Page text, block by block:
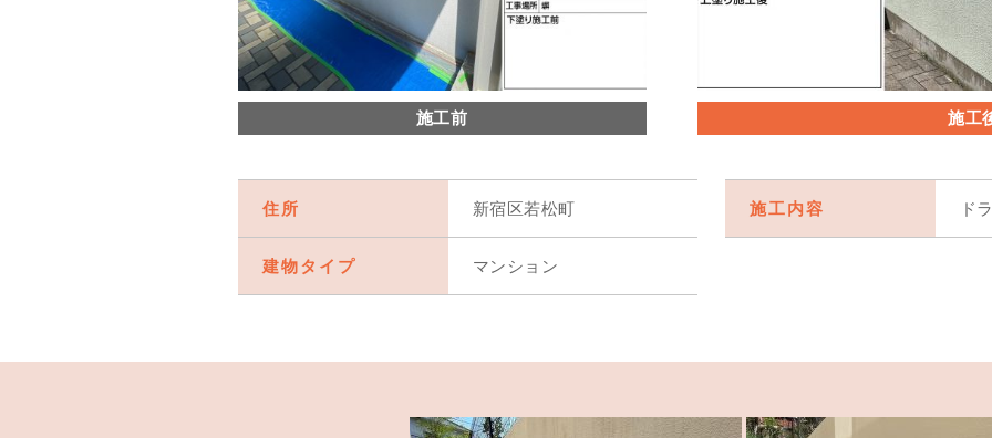
施工前 施工
住所 新宿区若松町
建物タイプ マンション
施工内容 ド